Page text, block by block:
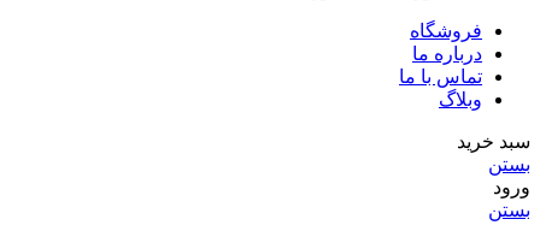
فروشگاه
درباره ما
تماس با ما
وبلاگ
سبد خرید
بستن
ورود
بستن